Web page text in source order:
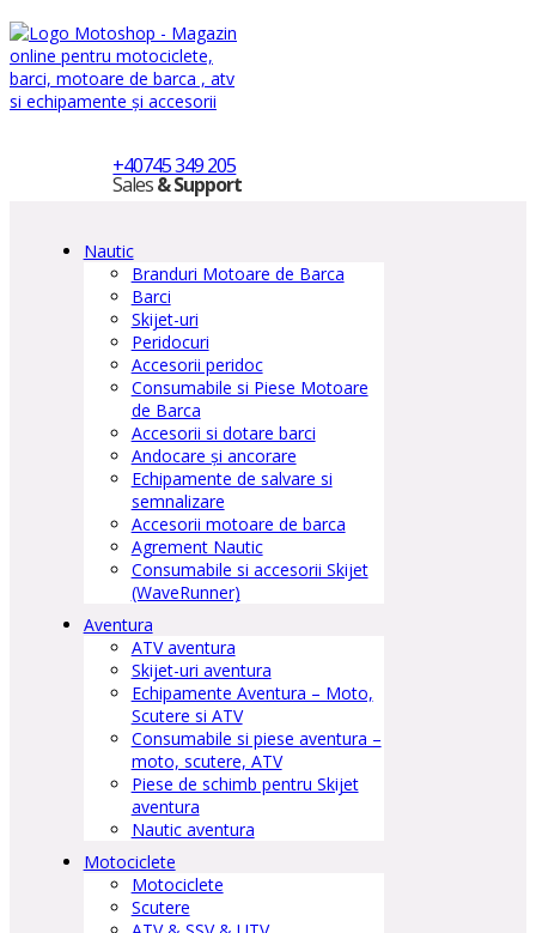
+40745 349 205
Sales& Support
Nautic
Branduri Motoare de Barca
Barci
Skijet-uri
Peridocuri
Accesorii peridoc
Consumabile si Piese Motoare
de Barca
Accesorii si dotare barci
Andocare și ancorare
Echipamente de salvare si
semnalizare
Accesorii motoare de barca
Agrement Nautic
Consumabile si accesorii Skijet
(WaveRunner)
Aventura
ATV aventura
Skijet-uri aventura
Echipamente Aventura – Moto,
Scutere si ATV
Consumabile si piese aventura –
moto, scutere, ATV
Piese de schimb pentru Skijet
aventura
Nautic aventura
Motociclete
Motociclete
Scutere